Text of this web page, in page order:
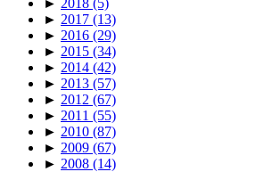
► 2017 (13)
► 2016 (29)
► 2015 (34)
► 2014 (42)
► 2013 (57)
► 2012 (67)
► 2011 (55)
► 2010 (87)
► 2009 (67)
► 2008 (14)